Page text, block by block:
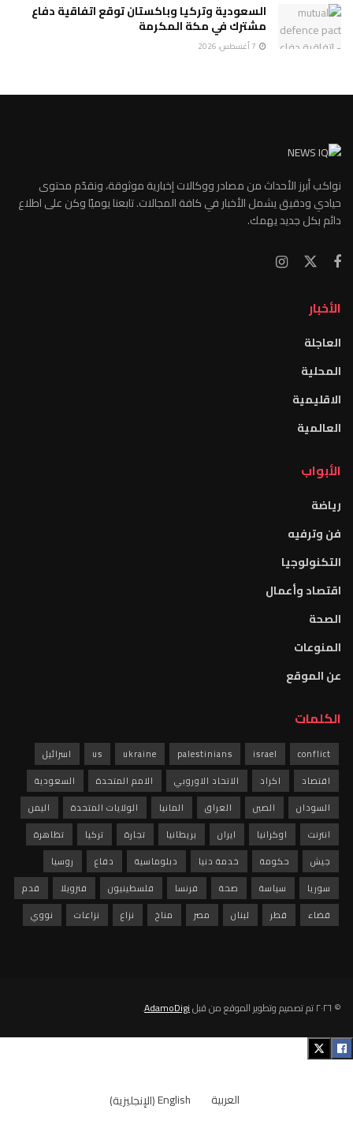
السعودية وتركيا وباكستان توقع اتفاقية دفاع
مشترك في مكة المكرمة
نواكب أبرز الأحداث من مصادر ووكالات إخبارية موثوقة، ونقدّم محتوى
حيادي ودقيق يشمل الأخبار في كافة المجالات. تابعنا يوميًا وكن على اطلاع
دائم بكل جديد يهمك.
الأخبار
العاجلة
المحلية
الاقليمية
العالمية
الأبواب
رياضة
فن وترفيه
التكنولوجيا
اقتصاد وأعمال
الصحة
المنوعات
عن الموقع
الكلمات
conflict
israel
palestinians
ukraine
us
اسرائيل
اقتصاد
اكراد الاتحاد الاوروبي الامم المتحدة
السعودية
السودان
الصين العراق المانيا الولايات المتحدة
اليمن
انترنت
اوكرانيا ايران بريطانيا تجارة تركيا
تظاهرة
جيش
حكومة خدمة دنيا دبلوماسية دفاع
روسيا
سوريا
سياسة صحة فرنسا فلسطينيون فنزويلا
قدم
قضاء
قطر لبنان مصر مناخ نزاع نزاعات نووي
© ٢٠٢٦ تم تصميم وتطوير الموقع من قبل AdamoDigi
.
العربية English
(الإنجليزية)